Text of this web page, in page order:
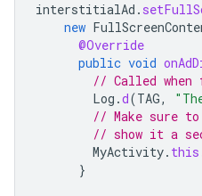
interstitialAd .
new
@Override
public void
// Called
Log .d(TAG,
// Make sure
// show it a
MyActivity. this
}